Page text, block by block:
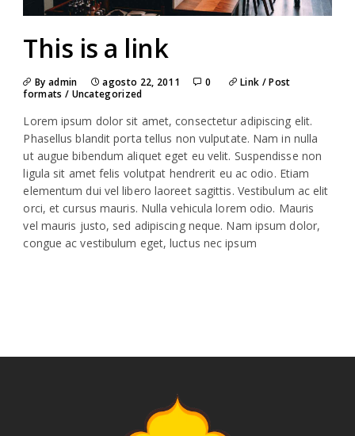
This is a link
By admin agosto 22, 2011 0 Link /Post
formats / Uncategorized
Lorem ipsum dolor sit amet, consectetur adipiscing elit.
Phasellus blandit porta tellus non vulputate. Nam in nulla
ut augue bibendum aliquet eget eu velit. Suspendisse non
ligula sit amet felis volutpat hendrerit eu ac odio. Etiam
elementum dui vel libero laoreet sagittis. Vestibulum ac elit
orci, et cursus mauris. Nulla vehicula lorem odio. Mauris
vel mauris justo, sed adipiscing neque. Nam ipsum dolor,
congue ac vestibulum eget, luctus nec ipsum